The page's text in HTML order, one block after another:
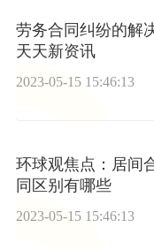
劳务合同纠纷的解
天天新资讯
2023-05-15 15:46:13
环球观焦点：居间
同区别有哪些
2023-05-15 15:46:13